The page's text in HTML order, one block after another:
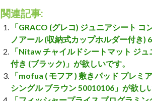
関連記事:
「GRACO (グレコ) ジュニアシート コ
ノアール (収納式カップホルダー付き)
「Nitaw チャイルドシートマット ジ
付き (ブラック)」が欲しいです。
「mofua ( モフア ) 敷きパッド プレミ
シングル ブラウン 50010106」が欲し